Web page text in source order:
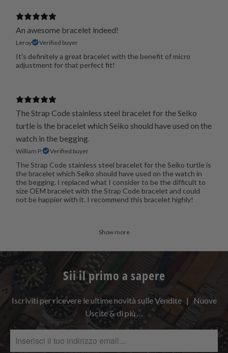
An awesome bracelet indeed!
Leroy Verified buyer
It's definitely a great bracelet with the benefit of micro
adjustment for that perfect fit!
The Strap Code stainless steel bracelet for the Seiko
turtle is the bracelet which Seiko should have used on the
watch in the begging.
William P. Verified buyer
The Strap Code stainless steel bracelet for the Seiko turtle is
the bracelet which Seiko should have used on the watch in
the begging. I replaced what I consider to be the difficult to
size OEM bracelet with the Strap Code bracelet and could
not be happier with it. I recommend this bracelet highly!
Show more
Sii il primo a sapere
Iscriviti per ricevere le ultime novità sulle Vendite | Nuove
Uscite & di più …